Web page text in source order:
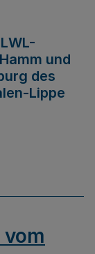
und
des
Lippe
vom